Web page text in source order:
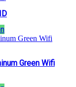
Green Wifi